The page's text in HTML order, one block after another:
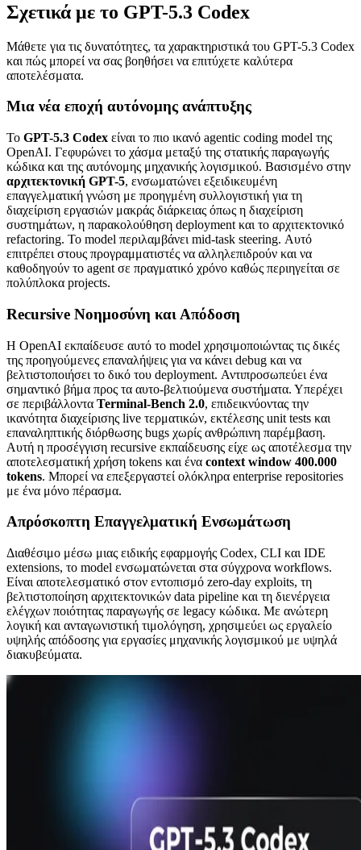
Σχετικά με το GPT-5.3 Codex
Μάθετε για τις δυνατότητες, τα χαρακτηριστικά του GPT-5.3 Codex
και πώς μπορεί να σας βοηθήσει να επιτύχετε καλύτερα
αποτελέσματα.
Μια νέα εποχή αυτόνομης ανάπτυξης
Το GPT-5.3 Codex είναι το πιο ικανό agentic coding model της
OpenAI. Γεφυρώνει το χάσμα μεταξύ της στατικής παραγωγής
κώδικα και της αυτόνομης μηχανικής λογισμικού. Βασισμένο στην
αρχιτεκτονική GPT-5, ενσωματώνει εξειδικευμένη
επαγγελματική γνώση με προηγμένη συλλογιστική για τη
διαχείριση εργασιών μακράς διάρκειας όπως η διαχείριση
συστημάτων, η παρακολούθηση deployment και το αρχιτεκτονικό
refactoring. Το model περιλαμβάνει mid-task steering. Αυτό
επιτρέπει στους προγραμματιστές να αλληλεπιδρούν και να
καθοδηγούν το agent σε πραγματικό χρόνο καθώς περιηγείται σε
πολύπλοκα projects.
Recursive Νοημοσύνη και Απόδοση
Η OpenAI εκπαίδευσε αυτό το model χρησιμοποιώντας τις δικές
της προηγούμενες επαναλήψεις για να κάνει debug και να
βελτιστοποιήσει το δικό του deployment. Αντιπροσωπεύει ένα
σημαντικό βήμα προς τα αυτο-βελτιούμενα συστήματα. Υπερέχει
σε περιβάλλοντα Terminal-Bench 2.0, επιδεικνύοντας την
ικανότητα διαχείρισης live τερματικών, εκτέλεσης unit tests και
επαναληπτικής διόρθωσης bugs χωρίς ανθρώπινη παρέμβαση.
Αυτή η προσέγγιση recursive εκπαίδευσης είχε ως αποτέλεσμα την
αποτελεσματική χρήση tokens και ένα context window 400.000
tokens. Μπορεί να επεξεργαστεί ολόκληρα enterprise repositories
με ένα μόνο πέρασμα.
Απρόσκοπτη Επαγγελματική Ενσωμάτωση
Διαθέσιμο μέσω μιας ειδικής εφαρμογής Codex, CLI και IDE
extensions, το model ενσωματώνεται στα σύγχρονα workflows.
Είναι αποτελεσματικό στον εντοπισμό zero-day exploits, τη
βελτιστοποίηση αρχιτεκτονικών data pipeline και τη διενέργεια
ελέγχων ποιότητας παραγωγής σε legacy κώδικα. Με ανώτερη
λογική και ανταγωνιστική τιμολόγηση, χρησιμεύει ως εργαλείο
υψηλής απόδοσης για εργασίες μηχανικής λογισμικού με υψηλά
διακυβεύματα.